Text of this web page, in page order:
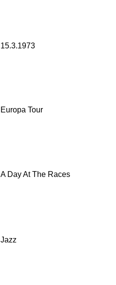
15.3.1973
Europa Tour
A Day At The Races
Jazz